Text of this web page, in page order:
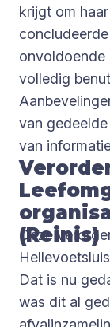
krijgt om
onvoldoende
volledig
van
van
(Reinis)
Deze
Dat is nu
was dit al